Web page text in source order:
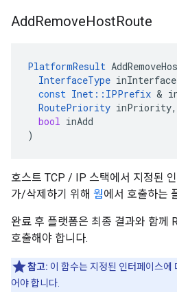
AddRemoveHostRoute
PlatformResult
InterfaceType
const Inet :: IPPrefix &
RoutePriority inPriority,
bool inAdd
)
호스트 TCP / IP 스택에서 지정된
가/삭제하기 위해 웜에서 호출하는
완료 후 플랫폼은 최종 결과와 함께
호출해야 합니다.
참고: 이 함수는 지정된 인터페이스에
어야 합니다.